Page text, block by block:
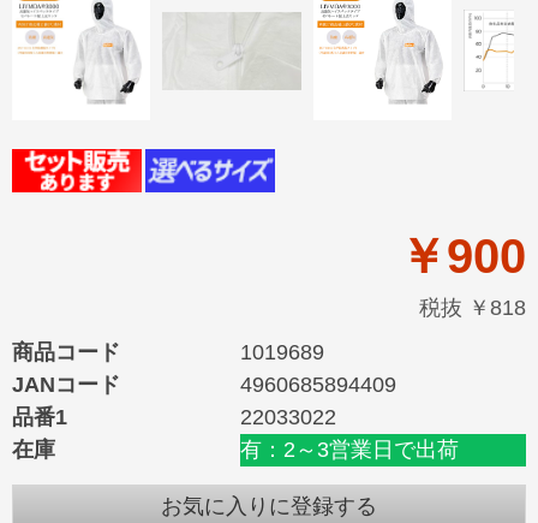
￥900
税抜 ￥818
商品コード
1019689
JANコード
4960685894409
品番1
22033022
在庫
有：2～3営業日で出荷
お気に入りに登録する